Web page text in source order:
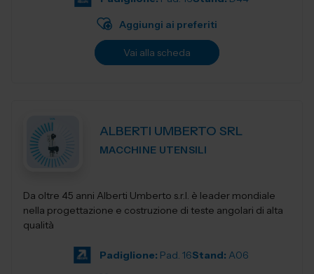
Aggiungi ai preferiti
Vai alla scheda
ALBERTI UMBERTO SRL
MACCHINE UTENSILI
Da oltre 45 anni Alberti Umberto s.r.l. è leader mondiale
nella progettazione e costruzione di teste angolari di alta
qualità
Padiglione: Pad. 16Stand: A06